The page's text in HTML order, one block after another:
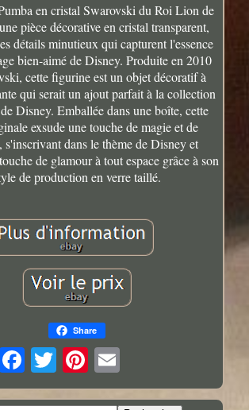
en cristal Swarovski du Roi Lion de
pièce décorative en cristal transparent,
détails minutieux qui capturent l'essence
bien-aimé de Disney. Produite en 2010
cette figurine est un objet décoratif à
qui serait un ajout parfait à la collection
Disney. Emballée dans une boîte, cette
exsude une touche de magie et de
s'inscrivant dans le thème de Disney et
de glamour à tout espace grâce à son
de production en verre taillé.
Share